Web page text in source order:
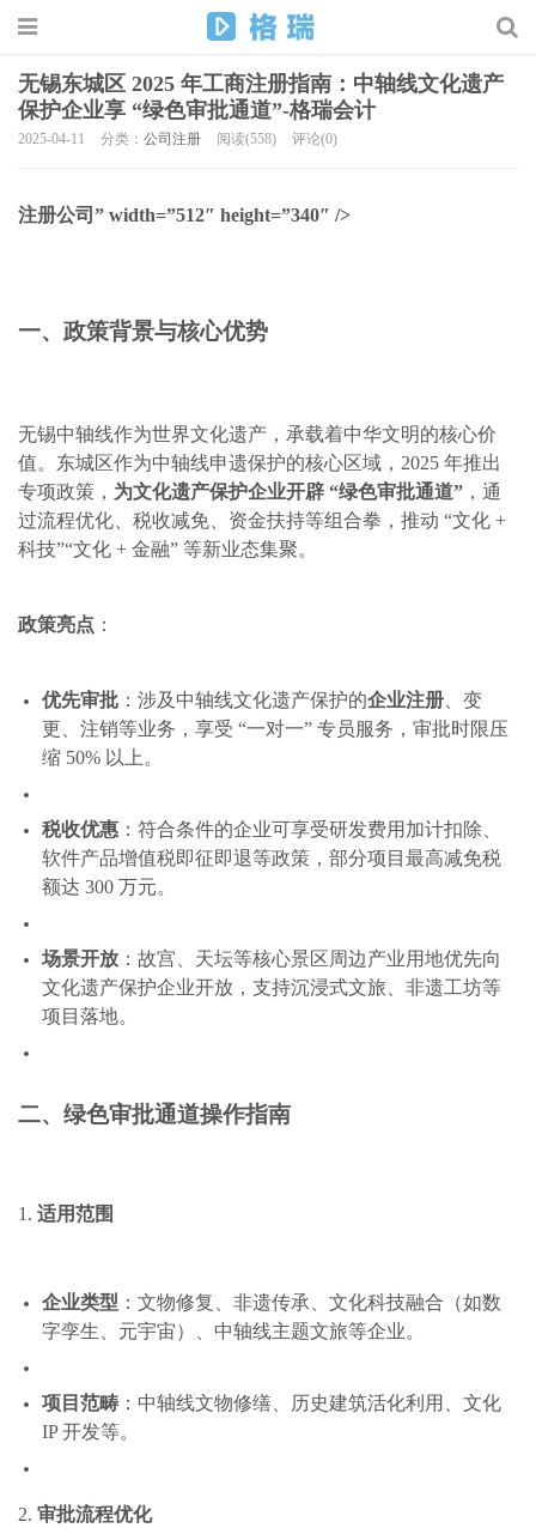
无锡东城区 2025 年工商注册指南：中轴线文化遗产
保护企业享 “绿色审批通道”-格瑞会计
2025-04-11 分类： 公司注册 阅读(558) 评论(0)
注册公司” width=”512″ height=”340″ />
一、政策背景与核心优势
无锡中轴线作为世界文化遗产，承载着中华文明的核心价
值。东城区作为中轴线申遗保护的核心区域，2025 年推出
专项政策， 为文化遗产保护企业开辟 “绿色审批通道” ，通
过流程优化、税收减免、资金扶持等组合拳，推动 “文化 +
科技”“文化 + 金融” 等新业态集聚。
政策亮点 ：
优先审批 ：涉及中轴线文化遗产保护的企业注册 、变
更、注销等业务，享受 “一对一” 专员服务，审批时限压
缩 50% 以上。
税收优惠 ：符合条件的企业可享受研发费用加计扣除、
软件产品增值税即征即退等政策，部分项目最高减免税
额达 300 万元。
场景开放 ：故宫、天坛等核心景区周边产业用地优先向
文化遗产保护企业开放，支持沉浸式文旅、非遗工坊等
项目落地。
二、绿色审批通道操作指南
1. 适用范围
企业类型 ：文物修复、非遗传承、文化科技融合（如数
字孪生、元宇宙）、中轴线主题文旅等企业。
项目范畴 ：中轴线文物修缮、历史建筑活化利用、文化
IP 开发等。
2. 审批流程优化